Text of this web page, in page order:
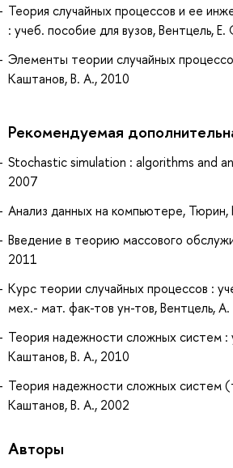
Теория случайных процессов и ее
: учеб. пособие для вузов, Вентцель,
Элементы теории случайных
Каштанов, В. А., 2010
Рекомендуемая
Stochastic simulation : algorithms and
2007
Анализ данных на компьютере,
Введение в теорию массового
2011
Курс теории случайных процессов :
мех.- мат. фак-тов ун-тов, Вентцель,
Теория надежности сложных систем :
Каштанов, В. А., 2010
Теория надежности сложных систем
Каштанов, В. А., 2002
Авторы